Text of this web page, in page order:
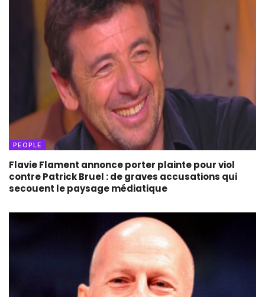
PEOPLE
Flavie Flament annonce porter plainte pour viol
contre Patrick Bruel : de graves accusations qui
secouent le paysage médiatique